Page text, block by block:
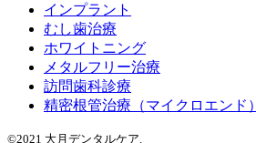
インプラント
むし歯治療
ホワイトニング
メタルフリー治療
訪問歯科診療
精密根管治療（マイクロエンド）
©2021 大月デンタルケア.